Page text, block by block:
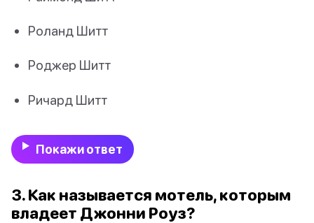
Роланд Шитт
Роджер Шитт
Ричард Шитт
Покажи ответ
3. Как называется мотель, которым
владеет Джонни Роуз?